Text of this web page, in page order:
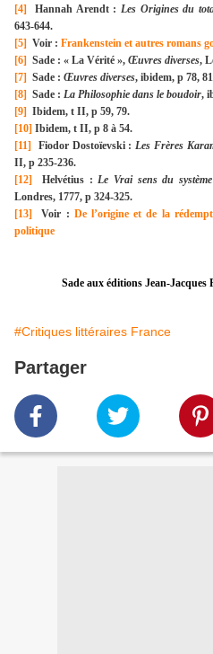
[4]
Hannah Arendt : Les Origines du
643-644.
[5] Voir : Frankenstein et autres romans
[6] Sade : « La Vérité », Œuvres diverses,
[7] Sade : Œuvres diverses, ibidem, p 78,
[8] Sade : La Philosophie dans le boudoir,
[9] Ibidem, t II, p 59, 79.
[10] Ibidem, t II, p 8 à 54.
[11]
Fiodor Dostoïevski :Les Frères
II, p 235-236.
[12]
Helvétius :Le Vrai sens du
Londres, 1777, p 324-325.
[13]
Voir : De l’origine et de la
politique
Sade aux éditions Jean-
#Critiques littéraires France
Partager